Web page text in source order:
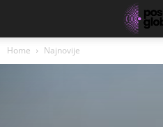
Home Najnovije